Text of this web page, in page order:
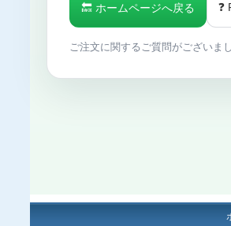
🔙 ホームページへ戻る ❓
ご注文に関するご質問がございま